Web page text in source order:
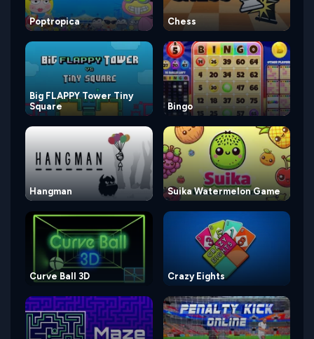
Poptropica Chess
Big FLAPPY Tower Tiny
Square
Bingo
Hangman Suika Watermelon Game
Curve Ball 3D Crazy Eights